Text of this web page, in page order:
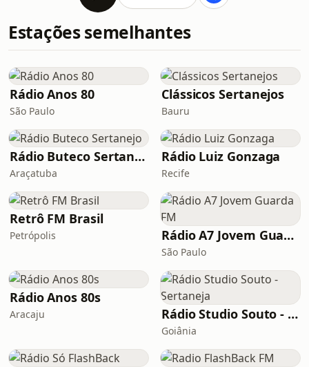
Estações semelhantes
Rádio Anos 80
São Paulo
Clássicos Sertanejos
Bauru
Rádio Buteco Sertanejo
Araçatuba
Rádio Luiz Gonzaga
Recife
Retrô FM Brasil
Petrópolis Rádio A7 Jovem Guarda FM
São Paulo
Rádio Anos 80s
Aracaju Rádio Studio Souto - Sertaneja
Goiânia